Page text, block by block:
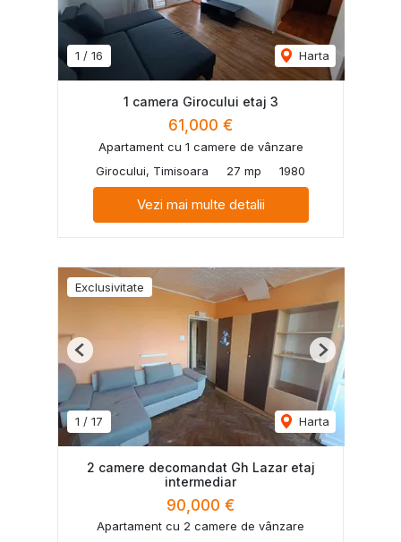
1 / 16 Harta
1 camera Girocului etaj 3
61,000 €
Apartament cu 1 camere de vânzare
Girocului, Timisoara
27 mp 1980
Vezi mai multe detalii
Exclusivitate
1 / 17 Harta
Previous Next
2 camere decomandat Gh Lazar etaj
intermediar
90,000 €
Apartament cu 2 camere de vânzare